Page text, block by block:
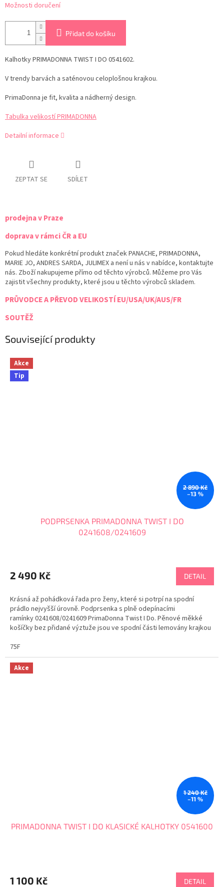
Možnosti doručení
Přidat do košíku
KalhotkyPRIMADONNA TWIST I DO 0541602.
V trendy barvách a saténovou celoplošnou krajkou.
PrimaDonna je fit, kvalita a nádherný design.
Tabulka velikostí PRIMADONNA
Detailní informace
ZEPTAT SE SDÍLET
prodejna v Praze
doprava v rámci ČR a EU
Pokud hledáte konkrétní produkt značek PANACHE, PRIMADONNA,
MARIE JO, ANDRES SARDA, JULIMEX a není u nás v nabídce, kontaktujte
nás. Zboží nakupujeme přímo od těchto výrobců. Můžeme pro Vás
zajistit všechny produkty, které jsou u těchto výrobců skladem.
PRŮVODCE A PŘEVOD VELIKOSTÍ EU/USA/UK/AUS/FR
SOUTĚŽ
Související produkty
Akce
Tip
2 890 Kč
–13 %
PODPRSENKA PRIMADONNA TWIST I DO
0241608/0241609
2 490 Kč DETAIL
Krásná až pohádková řada pro ženy, které si potrpí na spodní
prádlo nejvyšší úrovně. Podprsenka s plně odepínacími
ramínky 0241608/0241609 PrimaDonna Twist I Do. Pěnové měkké
košíčky bez přidané výztuže jsou ve spodní části lemovány krajkou
75F
Akce
1 240 Kč
–11 %
PRIMADONNA TWIST I DO KLASICKÉ KALHOTKY 0541600
1 100 Kč DETAIL